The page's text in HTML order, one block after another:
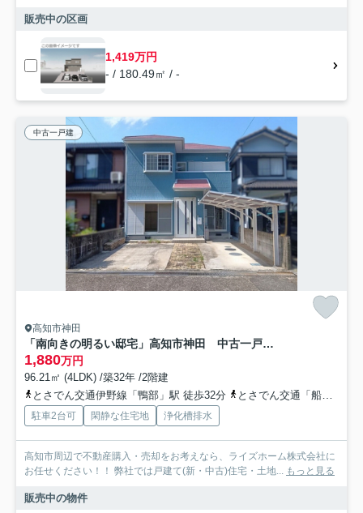
販売中の区画
1,419万円
- / 180.49㎡ / -
中古一戸建
高知市神田
「南向きの明るい邸宅」高知市神田 中古一戸建て
1,880万円
96.21㎡ (4LDK) /築32年 /2階建
とさでん交通伊野線「鴨部」駅 徒歩32分
とさでん交通「船岡南団地」バス停下車 徒歩3分
駐車2台可 閑静な住宅地 浄化槽排水
高知市周辺で不動産購入・売却をお考えなら、ライズホーム株式会社に
お任せください！！ 弊社では戸建て(新・中古)住宅・土地... もっと見る
販売中の物件